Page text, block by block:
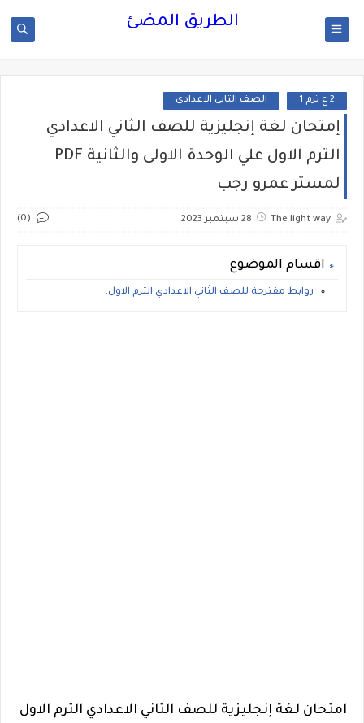
الطريق المضئ
2 ع ترم 1 الصف الثانى الاعدادى
إمتحان لغة إنجليزية للصف الثاني الاعدادي
الترم الاول علي الوحدة الاولى والثانية PDF
لمستر عمرو رجب
The light way 28 سبتمبر 2023 (0)
اقسام الموضوع
روابط مقترحة للصف الثاني الاعدادي الترم الاول.
امتحان لغة إنجليزية للصف الثاني الاعدادي الترم الاول